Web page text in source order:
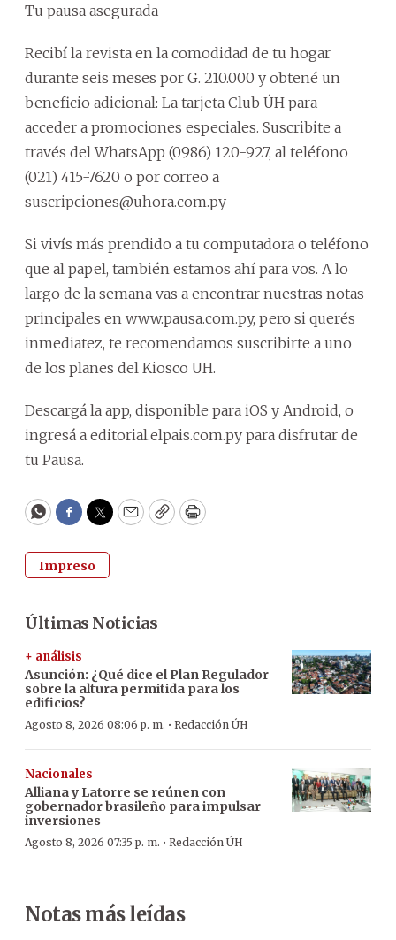
Tu pausa asegurada
Recibí la revista en la comodidad de tu hogar
durante seis meses por G. 210.000 y obtené un
beneficio adicional: La tarjeta Club ÚH para
acceder a promociones especiales. Suscribite a
través del WhatsApp (0986) 120-927, al teléfono
(021) 415-7620 o por correo a
suscripciones@uhora.com.py
Si vivís más prendido a tu computadora o teléfono
que al papel, también estamos ahí para vos. A lo
largo de la semana vas a encontrar nuestras notas
principales en www.pausa.com.py, pero si querés
inmediatez, te recomendamos suscribirte a uno
de los planes del Kiosco UH.
Descargá la app, disponible para iOS y Android, o
ingresá a editorial.elpais.com.py para disfrutar de
tu Pausa.
WhatsApp
Facebook
Twitter
EmailCopyPrint
Impreso
Últimas Noticias
+ análisis
Asunción: ¿Qué dice el Plan Regulador
sobre la altura permitida para los
edificios?
Agosto 8, 2026 08:06 p. m. · Redacción ÚH
Nacionales
Alliana y Latorre se reúnen con
gobernador brasileño para impulsar
inversiones
Agosto 8, 2026 07:35 p. m. · Redacción ÚH
Notas más leídas